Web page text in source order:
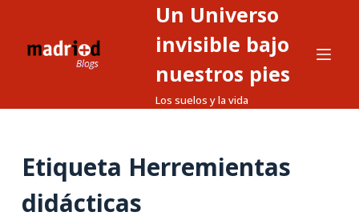
o
Un Universo
invisible bajo
nuestros pies
Los suelos y la vida
Etiqueta Herremientas
didácticas